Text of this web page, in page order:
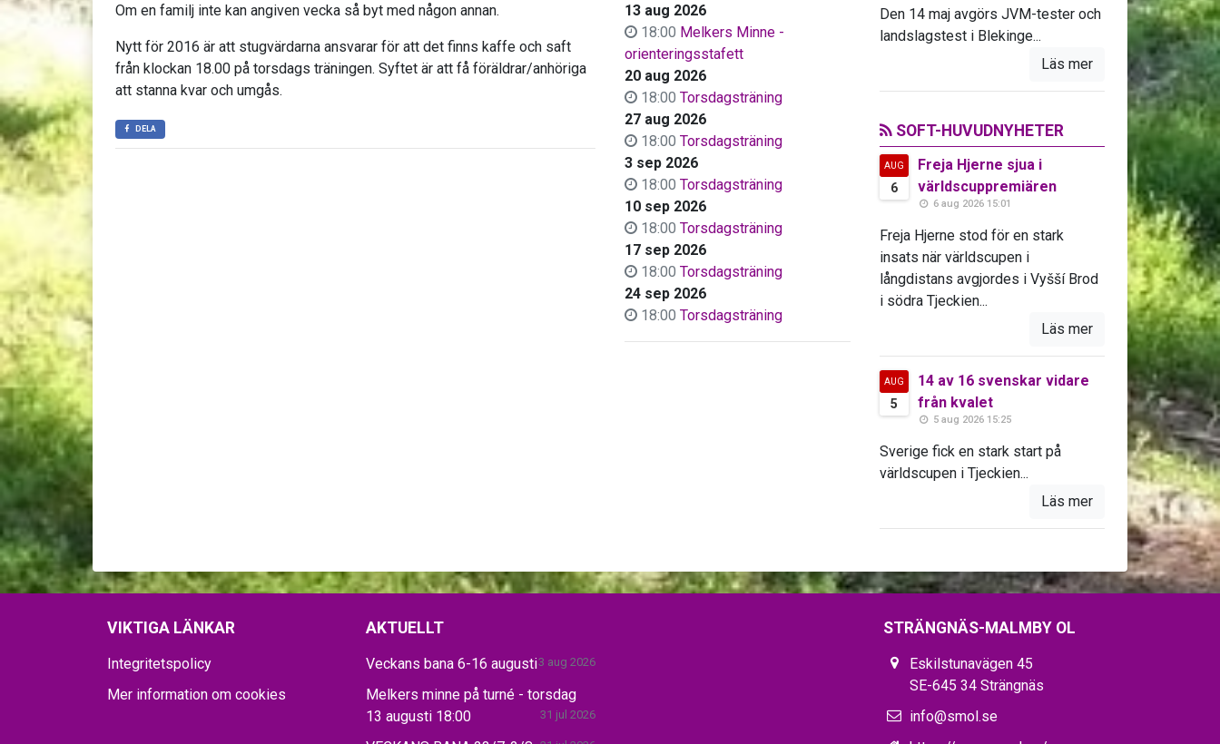
13 aug 2026
18:00 Melkers Minne -
orienteringsstafett
20 aug 2026
18:00 Torsdagsträning
27 aug 2026
18:00 Torsdagsträning
3 sep 2026
18:00 Torsdagsträning
10 sep 2026
18:00 Torsdagsträning
17 sep 2026
18:00 Torsdagsträning
24 sep 2026
18:00 Torsdagsträning
Om en familj inte kan angiven vecka så byt med någon annan.
Nytt för 2016 är att stugvärdarna ansvarar för att det finns kaffe och saft
från klockan 18.00 på torsdags träningen. Syftet är att få föräldrar/anhöriga
att stanna kvar och umgås.
DELA
Den 14 maj avgörs JVM-tester och
landslagstest i Blekinge...
Läs mer
SOFT-HUVUDNYHETER
AUG
6
Freja Hjerne sjua i
världscuppremiären
6 aug 2026 15:01
Freja Hjerne stod för en stark
insats när världscupen i
långdistans avgjordes i Vyšší Brod
i södra Tjeckien...
Läs mer
AUG
5
14 av 16 svenskar vidare
från kvalet
5 aug 2026 15:25
Sverige fick en stark start på
världscupen i Tjeckien...
Läs mer
VIKTIGA LÄNKAR
Integritetspolicy
Mer information om cookies
AKTUELLT
Veckans bana 6-16 augusti3 aug 2026
Melkers minne på turné - torsdag
13 augusti 18:00
31 jul 2026
STRÄNGNÄS-MALMBY OL
Eskilstunavägen 45
SE-645 34 Strängnäs
info@smol.se